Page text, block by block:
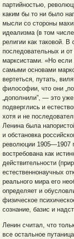
партийностью,
каким бы то ни было
мысли со стороны
идеализма (в том
религии как таковой.
последовательных и
марксистами. «Но
самыми основами
вертеться, путать,
философии, что они
„дополнили”, — это
подверглись и
хотя и не
Ленина была
и обстановка
революции 1905—1907
востребована как
действительности
естественнонаучных
реального мира его
определяет и
физическое
сознание, базис и
Ленин считал, что
все остальное